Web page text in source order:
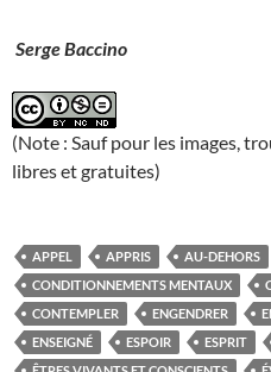
Serge Baccino
(Note : Sauf pour les images,
libres et gratuites)
APPEL APPRIS AU-DEHORS
CONDITIONNEMENTS MENTAUX
CONTEMPLER
ENGENDRER
ENSEIGNÉ
ESPOIR ESPRIT